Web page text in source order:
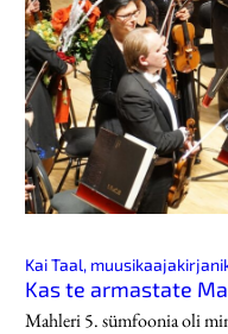
Kai Taal,
Kas te armastate
Mahleri 5. sümfoonia oli